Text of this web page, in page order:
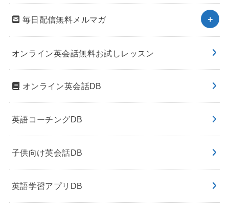
毎日配信無料メルマガ
オンライン英会話無料お試しレッスン
オンライン英会話DB
英語コーチングDB
子供向け英会話DB
英語学習アプリDB